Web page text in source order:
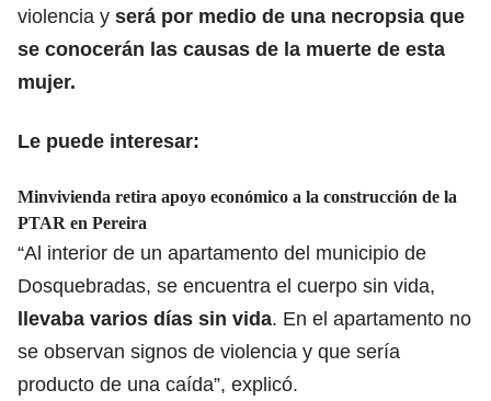
violencia y será por medio de una necropsia que
se conocerán las causas de la muerte de esta
mujer.
Le puede interesar:
Minvivienda retira apoyo económico a la construcción de la
PTAR en Pereira
“Al interior de un apartamento del municipio de
Dosquebradas, se encuentra el cuerpo sin vida,
llevaba varios días sin vida. En el apartamento no
se observan signos de violencia y que sería
producto de una caída”, explicó.